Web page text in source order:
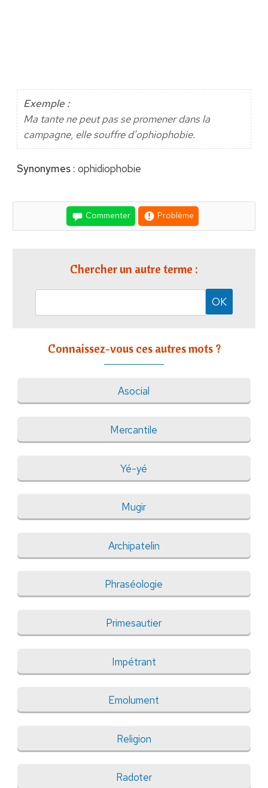
Exemple :
Ma tante ne peut pas se promener dans la
campagne, elle souffre d'ophiophobie.
Synonymes : ophidiophobie
Commenter Problème
Chercher un autre terme :
Connaissez-vous ces autres mots ?
Asocial
Mercantile
Yé-yé
Mugir
Archipatelin
Phraséologie
Primesautier
Impétrant
Emolument
Religion
Radoter